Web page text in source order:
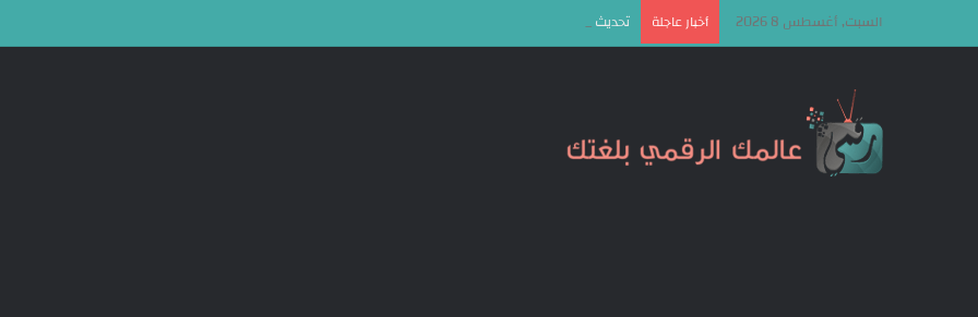
السبت, أغسطس 8 2026 أخبار عاجلة تحديث Android 17 سيكون الأخير لهذه الهواتف من سامسونج